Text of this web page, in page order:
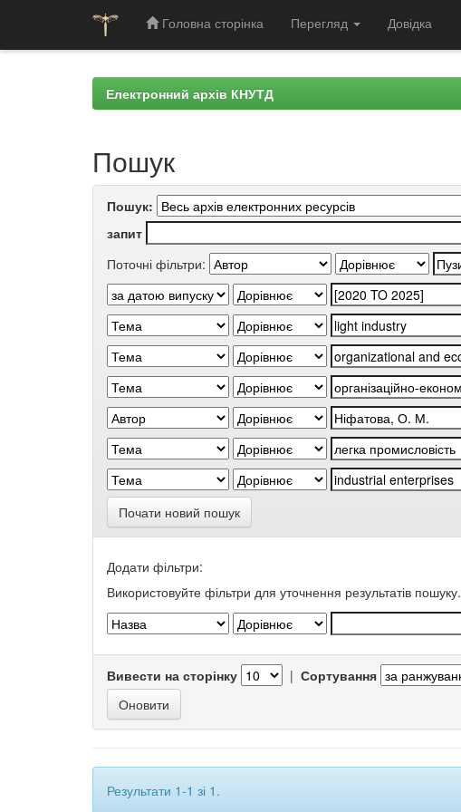
Головна сторінка Перегляд Довідка
Електронний архів КНУТД
Пошук
Пошук:
запит
Поточні фільтри:
Почати новий пошук
Додати фільтри:
Використовуйте фільтри для уточнення результатів пошуку.
Вивести на сторінку | Сортування
Результати 1-1 зі 1.